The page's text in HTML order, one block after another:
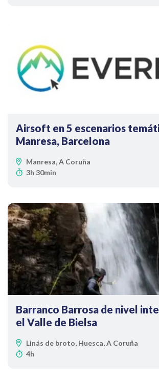
Airsoft en 5 escenarios
Manresa, Barcelona
Manresa, A Coruña
3h 30min
Barranco Barrosa de nivel
el Valle de Bielsa
Linás de broto, Huesca, A Coruña
4h